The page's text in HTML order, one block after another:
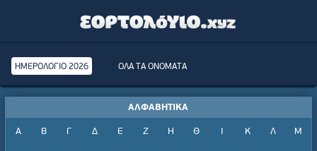
ΗΜΕΡΟΛΟΓΙΟ 2026 ΟΛΑ ΤΑ ΟΝΟΜΑΤΑ
ΑΛΦΑΒΗΤΙΚΑ
Α Β Γ Δ Ε Ζ Η Θ Κ Λ Μ